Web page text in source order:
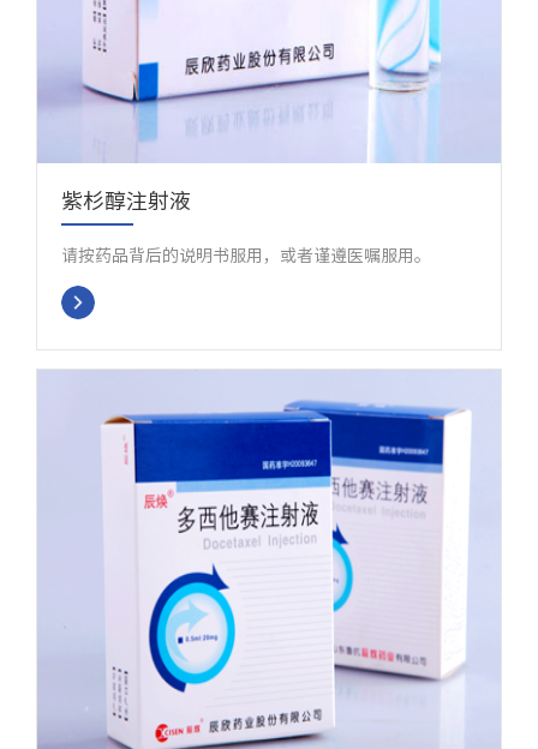
紫杉醇注射液
请按药品背后的说明书服用，或者谨遵医嘱服用。